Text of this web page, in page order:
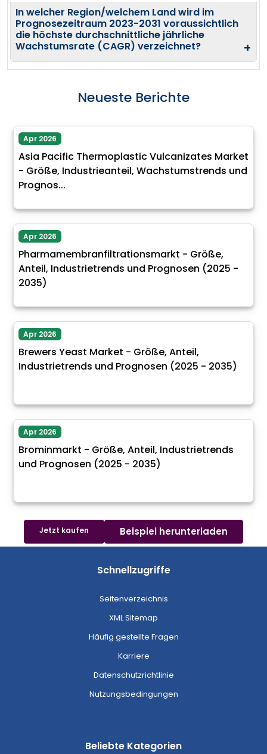
In welcher Region/welchem Land wird im
Prognosezeitraum 2023-2031 voraussichtlich
die höchste durchschnittliche jährliche
Wachstumsrate (CAGR) verzeichnet?
+
Neueste Berichte
Apr 2026
Asia Pacific Thermoplastic Vulcanizates Market
- Größe, Industrieanteil, Wachstumstrends und
Prognos...
Apr 2026
Pharmamembranfiltrationsmarkt - Größe,
Anteil, Industrietrends und Prognosen (2025 -
2035)
Apr 2026
Brewers Yeast Market - Größe, Anteil,
Industrietrends und Prognosen (2025 - 2035)
Apr 2026
Brominmarkt - Größe, Anteil, Industrietrends
und Prognosen (2025 - 2035)
Jetzt kaufen Beispiel herunterladen
Schnellzugriffe
Seitenverzeichnis
XML Sitemap
Häufig gestellte Fragen
Karriere
Datenschutzrichtlinie
Nutzungsbedingungen
Beliebte Kategorien